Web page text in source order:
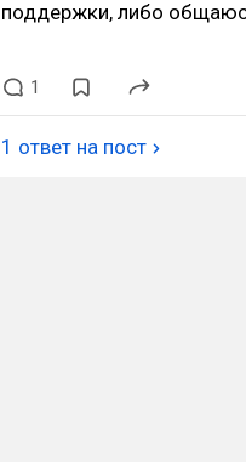
поддержки, либо
1
1 ответ на пост